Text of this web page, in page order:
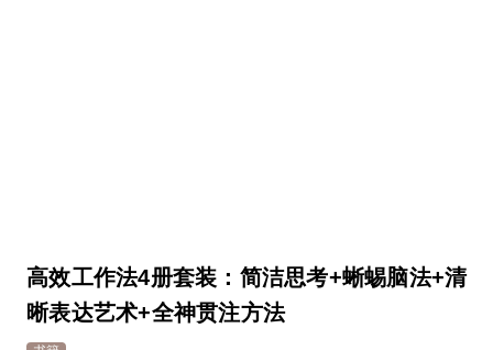
高效工作法4册套装：简洁思考+蜥蜴脑法+清
晰表达艺术+全神贯注方法